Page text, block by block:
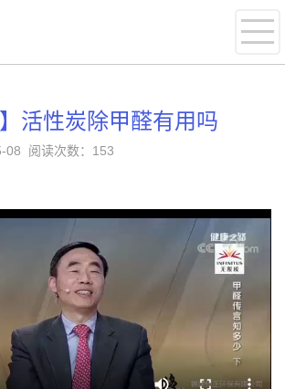
】活性炭除甲醛有用吗
08 阅读次数： 153